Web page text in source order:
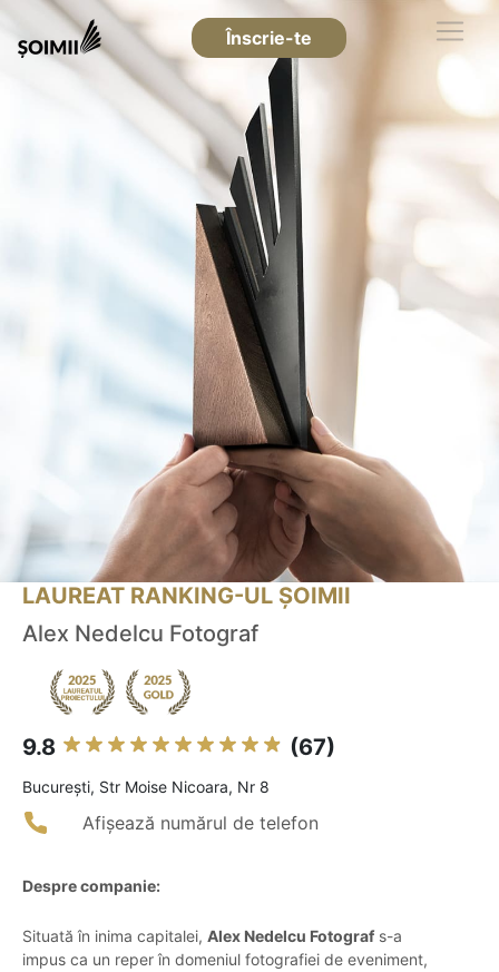
Înscrie-te
LAUREAT RANKING-UL ȘOIMII
Alex Nedelcu Fotograf
9.8 (67)
Bucureşti, Str Moise Nicoara, Nr 8
Afișează numărul de telefon
Despre companie:
Situată în inima capitalei, Alex Nedelcu Fotograf s-a
impus ca un reper în domeniul fotografiei de eveniment,